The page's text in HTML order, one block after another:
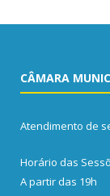
CÂMARA
Atendimento de
Horário das
A partir das 19h